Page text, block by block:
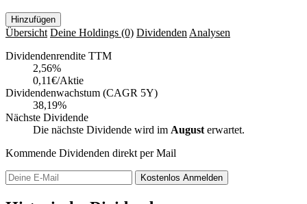
Hinzufügen
Übersicht Deine Holdings (0) Dividenden Analysen
Dividendenrendite TTM
2,56%
0,11€/Aktie
Dividendenwachstum (CAGR 5Y)
38,19%
Nächste Dividende
Die nächste Dividende wird im August erwartet.
Kommende Dividenden direkt per Mail
Kostenlos Anmelden